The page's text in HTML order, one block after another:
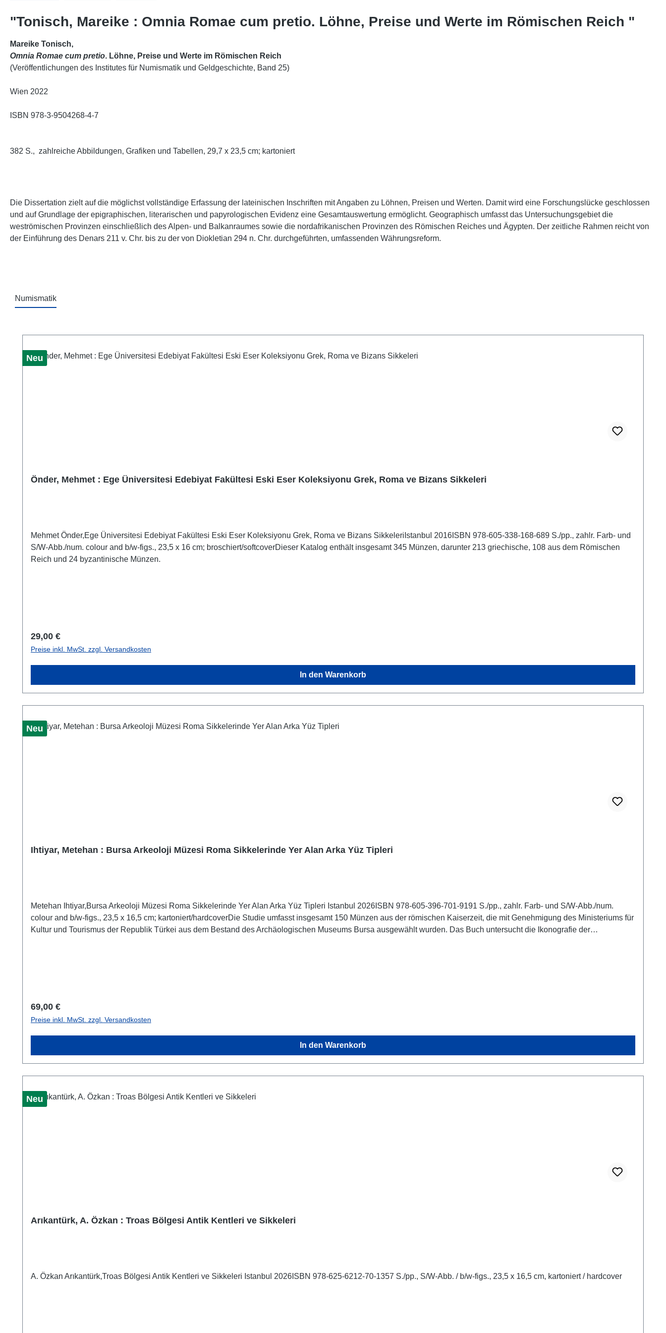
"Tonisch, Mareike : Omnia Romae cum pretio. Löhne, Preise und Werte im Römischen Reich "
Mareike Tonisch,
Omnia Romae cum pretio. Löhne, Preise und Werte im Römischen Reich
(Veröffentlichungen des Institutes für Numismatik und Geldgeschichte, Band 25)
Wien 2022
ISBN 978-3-9504268-4-7
382 S., zahlreiche Abbildungen, Grafiken und Tabellen, 29,7 x 23,5 cm; kartoniert
Die Dissertation zielt auf die möglichst vollständige Erfassung der lateinischen Inschriften mit Angaben zu Löhnen, Preisen und Werten. Damit wird eine Forschungslücke geschlossen
und auf Grundlage der epigraphischen, literarischen und papyrologischen Evidenz eine Gesamtauswertung ermöglicht. Geographisch umfasst das Untersuchungsgebiet die
weströmischen Provinzen einschließlich des Alpen- und Balkanraumes sowie die nordafrikanischen Provinzen des Römischen Reiches und Ägypten. Der zeitliche Rahmen reicht von
der Einführung des Denars 211 v. Chr. bis zu der von Diokletian 294 n. Chr. durchgeführten, umfassenden Währungsreform.
Numismatik
Neu
Önder, Mehmet : Ege Üniversitesi Edebiyat Fakültesi Eski Eser Koleksiyonu Grek, Roma ve Bizans Sikkeleri
Mehmet Önder,Ege Üniversitesi Edebiyat Fakültesi Eski Eser Koleksiyonu Grek, Roma ve Bizans SikkeleriIstanbul 2016ISBN 978-605-338-168-689 S./pp., zahlr. Farb- und
S/W-Abb./num. colour and b/w-figs., 23,5 x 16 cm; broschiert/softcoverDieser Katalog enthält insgesamt 345 Münzen, darunter 213 griechische, 108 aus dem Römischen
Reich und 24 byzantinische Münzen.
Regulärer Preis:
29,00 €
Preise inkl. MwSt. zzgl. Versandkosten
In den Warenkorb
Neu
Ihtiyar, Metehan : Bursa Arkeoloji Müzesi Roma Sikkelerinde Yer Alan Arka Yüz Tipleri
Metehan Ihtiyar,Bursa Arkeoloji Müzesi Roma Sikkelerinde Yer Alan Arka Yüz Tipleri Istanbul 2026ISBN 978-605-396-701-9191 S./pp., zahlr. Farb- und S/W-Abb./num.
colour and b/w-figs., 23,5 x 16,5 cm; kartoniert/hardcoverDie Studie umfasst insgesamt 150 Münzen aus der römischen Kaiserzeit, die mit Genehmigung des Ministeriums für
Kultur und Tourismus der Republik Türkei aus dem Bestand des Archäologischen Museums Bursa ausgewählt wurden. Das Buch untersucht die Ikonografie der
Regulärer Preis:
69,00 €
Preise inkl. MwSt. zzgl. Versandkosten
In den Warenkorb
Neu
Arıkantürk, A. Özkan : Troas Bölgesi Antik Kentleri ve Sikkeleri
A. Özkan Arıkantürk,Troas Bölgesi Antik Kentleri ve Sikkeleri Istanbul 2026ISBN 978-625-6212-70-1357 S./pp., S/W-Abb. / b/w-figs., 23,5 x 16,5 cm, kartoniert / hardcover